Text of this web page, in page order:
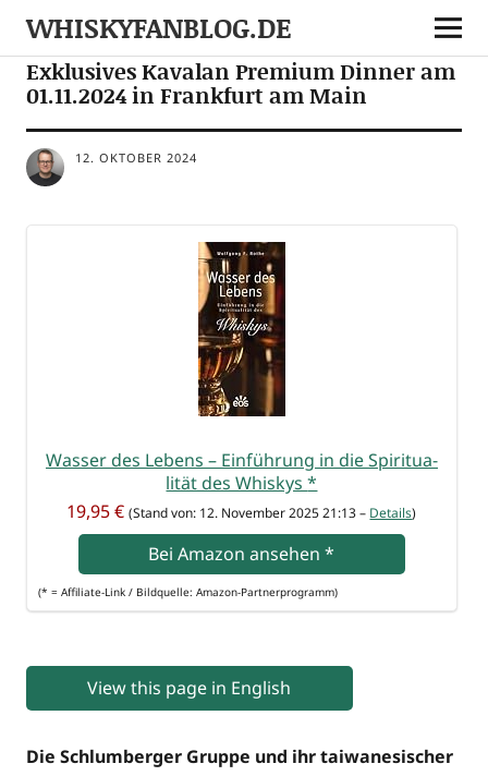
WHISKYFANBLOG.DE
EVENTS NEWS TASTINGS
Exklusives Kavalan Premium Dinner am
01.11.2024 in Frankfurt am Main
12. OKTOBER 2024
Was­ser des Lebens – Ein­füh­rung in die Spi­ri­tua­
li­tät des Whis­kys*
19,95 € (Stand von: 12. Novem­ber 2025 21:13 – Details)
Bei Ama­zon anse­hen*
(* = Affi­lia­te-Link / Bild­quel­le: Amazon-Partnerprogramm)
View this page in English
Die Schlum­ber­ger Grup­pe und ihr tai­wa­ne­si­scher